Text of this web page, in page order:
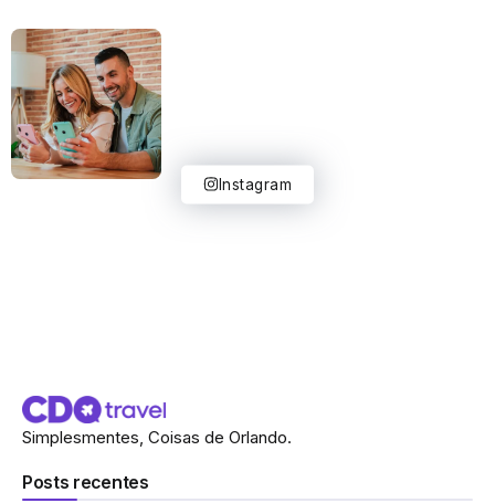
Instagram
Simplesmentes, Coisas de Orlando.
Posts recentes